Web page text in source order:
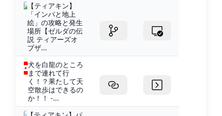
【ティアキン】
「インパと地上
絵」の攻略と発生
場所【ゼルダの伝
説 ティアーズオ
ブザ...
犬を白龍のところ
まで連れて行
く！？果たして天
空散歩はできるの
か！！ -...